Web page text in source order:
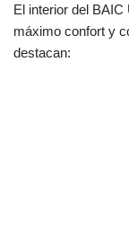
El interior del
máximo confort y
destacan: